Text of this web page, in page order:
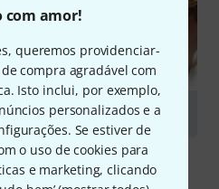
com amor!
queremos providenciar-
compra agradável com
Isto inclui, por exemplo,
personalizados e a
Se estiver de
o uso de cookies para
e marketing, clicando